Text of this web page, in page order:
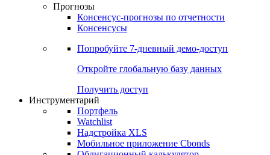
Прогнозы
Консенсус-прогнозы по отчетности
Консенсусы
Попробуйте 7-дневный демо-доступ
Откройте глобальную базу данных
Получить доступ
Инструментарий
Портфель
Watchlist
Надстройка XLS
Мобильное приложение Cbonds